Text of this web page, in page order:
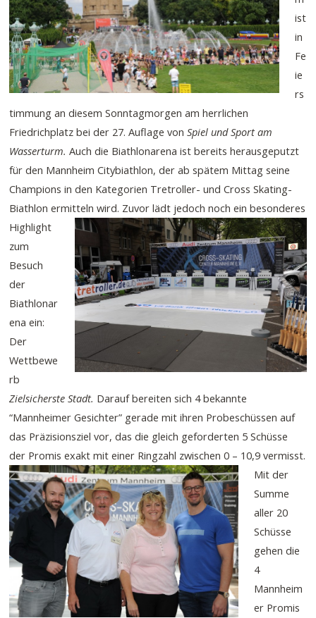
ist
in
Fe
ie
rs
timmung an diesem Sonntagmorgen am herrlichen
Friedrichplatz bei der 27. Auflage vonSpiel und Sport am
Wasserturm.Auch die Biathlonarena ist bereits herausgeputzt
für den Mannheim Citybiathlon, der ab spätem Mittag seine
Champions in den Kategorien Tretroller- und Cross Skating-
Biathlon ermitteln wird. Zuvor lädt jedoch noch ein besonderes
Highlight
zum
Besuch
der
Biathlonar
ena ein:
Der
Wettbewe
rb
Zielsicherste Stadt. Darauf bereiten sich 4 bekannte
“Mannheimer Gesichter” gerade mit ihren Probeschüssen auf
das Präzisionsziel vor, das die gleich geforderten 5 Schüsse
der Promis exakt mit einer Ringzahl zwischen 0 – 10,9 vermisst.
Mit der
Summe
aller 20
Schüsse
gehen die
4
Mannheim
er Promis